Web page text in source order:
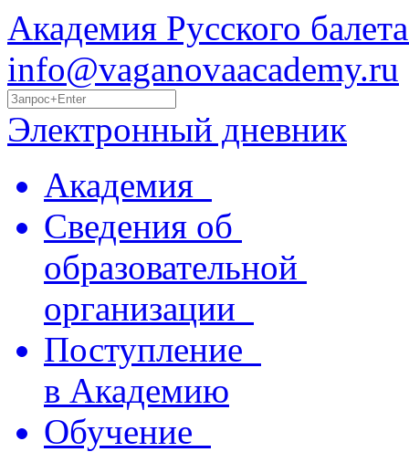
Академия Русского
info@vaganovaacademy.ru
Электронный дневник
Академия
Сведения об
образовательной
организации
Поступление
в Академию
Обучение